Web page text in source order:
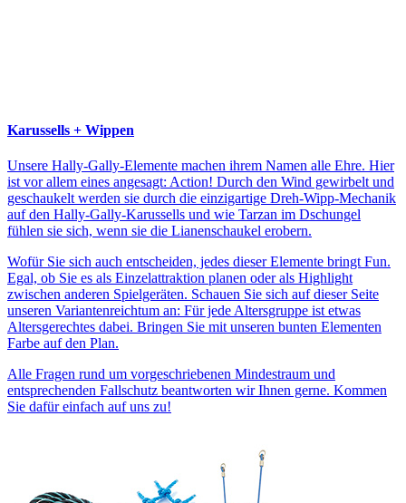
Karussells + Wippen
Unsere Hally-Gally-Elemente machen ihrem Namen alle Ehre. Hier
ist vor allem eines angesagt: Action! Durch den Wind gewirbelt und
geschaukelt werden sie durch die einzigartige Dreh-Wipp-Mechanik
auf den Hally-Gally-Karussells und wie Tarzan im Dschungel
fühlen sie sich, wenn sie die Lianenschaukel erobern.
Wofür Sie sich auch entscheiden, jedes dieser Elemente bringt Fun.
Egal, ob Sie es als Einzelattraktion planen oder als Highlight
zwischen anderen Spielgeräten. Schauen Sie sich auf dieser Seite
unseren Variantenreichtum an: Für jede Altersgruppe ist etwas
Altersgerechtes dabei. Bringen Sie mit unseren bunten Elementen
Farbe auf den Plan.
Alle Fragen rund um vorgeschriebenen Mindestraum und
entsprechenden Fallschutz beantworten wir Ihnen gerne. Kommen
Sie dafür einfach auf uns zu!